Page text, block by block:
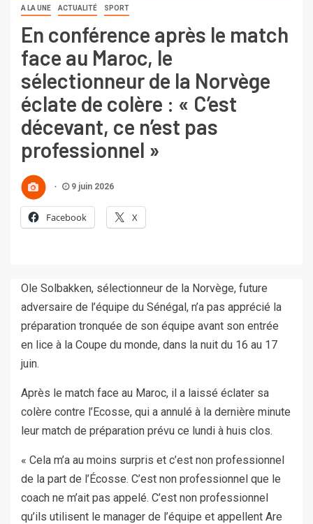
A LA UNE ACTUALITÉ SPORT
En conférence après le match
face au Maroc, le
sélectionneur de la Norvège
éclate de colère : « C’est
décevant, ce n’est pas
professionnel »
9 juin 2026
Facebook X
Ole Solbakken, sélectionneur de la Norvège, future
adversaire de l’équipe du Sénégal, n’a pas apprécié la
préparation tronquée de son équipe avant son entrée
en lice à la Coupe du monde, dans la nuit du 16 au 17
juin.
Après le match face au Maroc, il a laissé éclater sa
colère contre l’Ecosse, qui a annulé à la dernière minute
leur match de préparation prévu ce lundi à huis clos.
« Cela m’a au moins surpris et c’est non professionnel
de la part de l’Écosse. C’est non professionnel que le
coach ne m’ait pas appelé. C’est non professionnel
qu’ils utilisent le manager de l’équipe et appellent Are